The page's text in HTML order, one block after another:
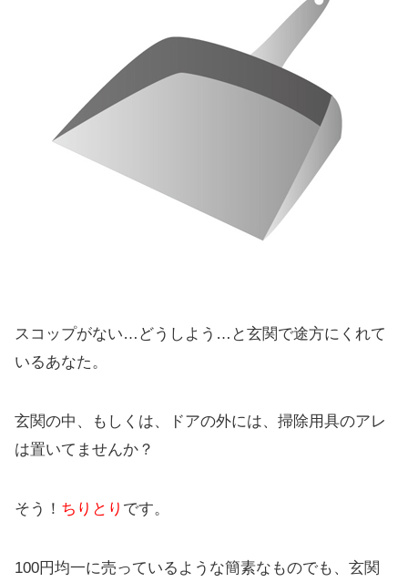
スコップがない…どうしよう…と玄関で途方にくれて
いるあなた。
玄関の中、もしくは、ドアの外には、掃除用具のアレ
は置いてませんか？
そう！ ちりとり です。
100円均一に売っているような簡素なものでも、玄関